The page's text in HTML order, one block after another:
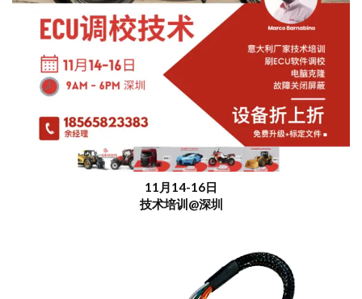
11月14-16日
技术培训@深圳